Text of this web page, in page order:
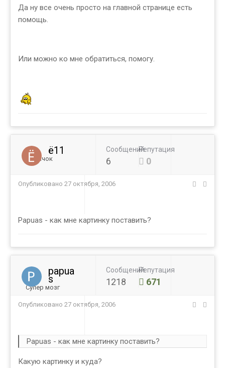
Да ну все очень просто на главной странице есть
помощь.
Или можно ко мне обратиться, помогу.
ё11
Новичок
Сообщений
6
Репутация
0
Опубликовано 27 октября, 2006
Papuas - как мне картинку поставить?
papua
s
Супер мозг
Сообщений
1218
Репутация
671
Опубликовано 27 октября, 2006
Papuas - как мне картинку поставить?
Какую картинку и куда?